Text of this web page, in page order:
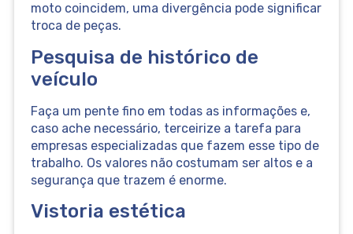
moto coincidem, uma divergência pode significar
troca de peças.
Pesquisa de histórico de
veículo
Faça um pente fino em todas as informações e,
caso ache necessário, terceirize a tarefa para
empresas especializadas que fazem esse tipo de
trabalho. Os valores não costumam ser altos e a
segurança que trazem é enorme.
Vistoria estética